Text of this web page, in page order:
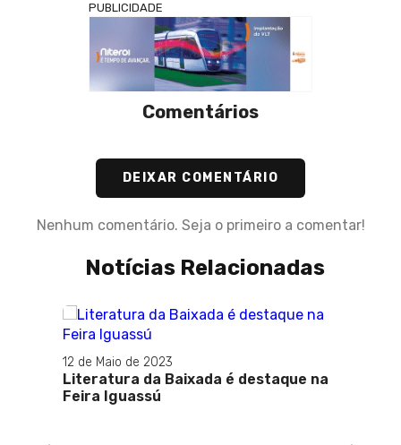
PUBLICIDADE
Comentários
DEIXAR COMENTÁRIO
Nenhum comentário. Seja o primeiro a comentar!
Notícias Relacionadas
de 2023
da Baixada é destaque na
24 de Abril de 2024